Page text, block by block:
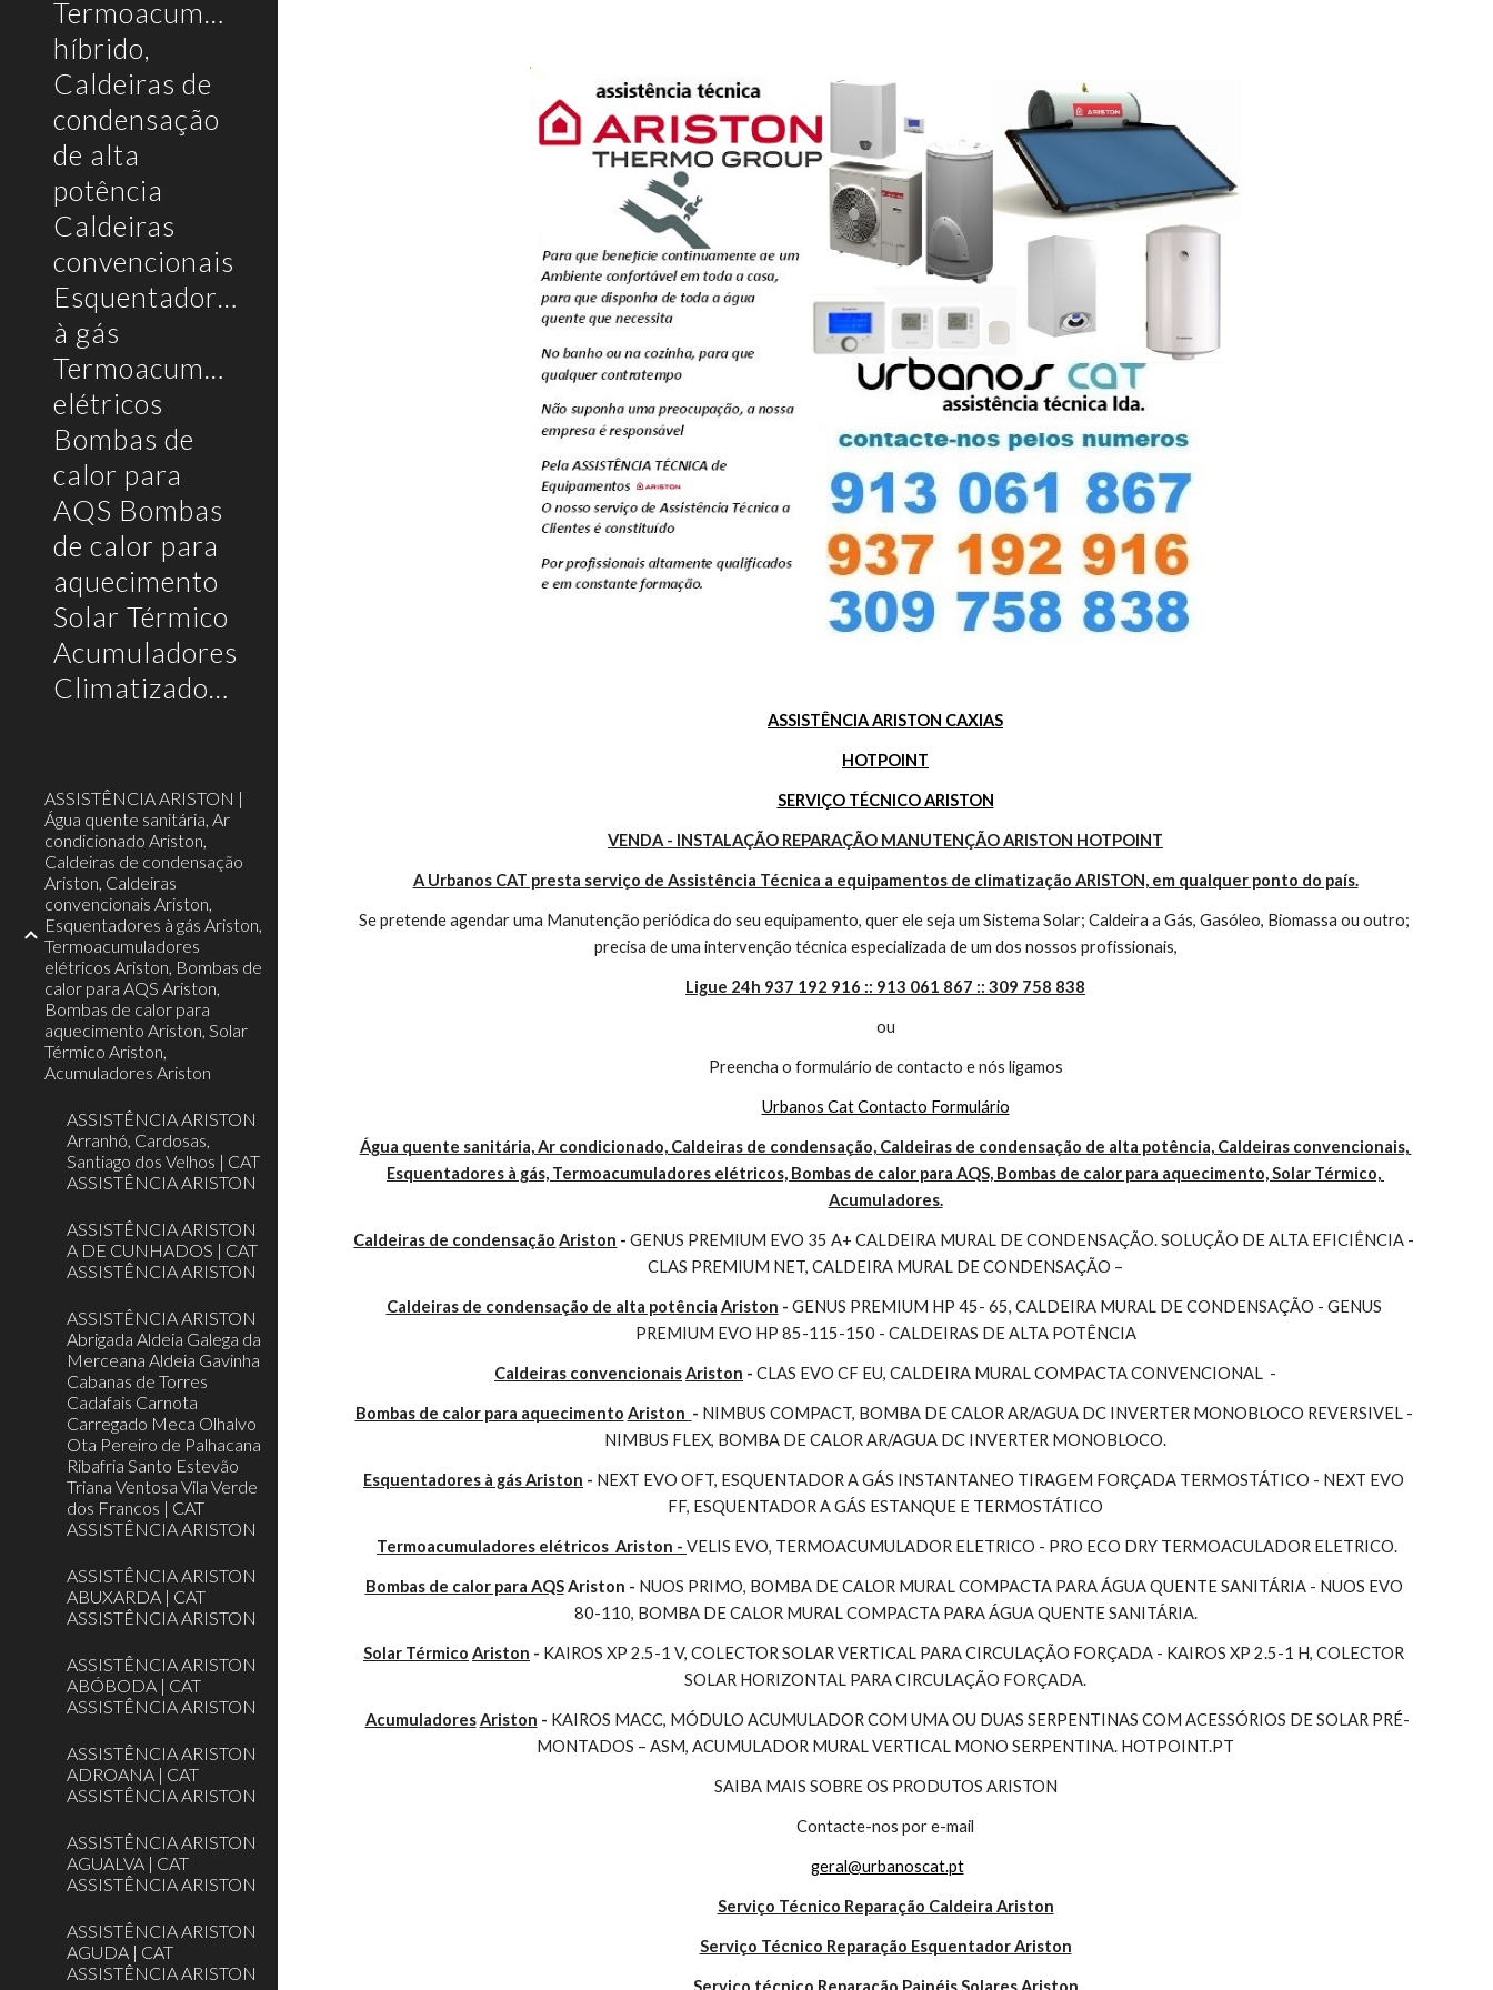
Termoacumulador
híbrido,
Caldeiras de
condensação
de alta
potência
Caldeiras
convencionais
Esquentadores
à gás
Termoacumuladores
elétricos
Bombas de
calor para
AQS Bombas
de calor para
aquecimento
Solar Térmico
Acumuladores
Climatizadores
ASSISTÊNCIA ARISTON |
Água quente sanitária, Ar
condicionado Ariston,
Caldeiras de condensação
Ariston, Caldeiras
convencionais Ariston,
Esquentadores à gás Ariston,
Termoacumuladores
elétricos Ariston, Bombas de
calor para AQS Ariston,
Bombas de calor para
aquecimento Ariston, Solar
Térmico Ariston,
Acumuladores Ariston
ASSISTÊNCIA ARISTON
Arranhó, Cardosas,
Santiago dos Velhos | CAT
ASSISTÊNCIA ARISTON
ASSISTÊNCIA ARISTON
A DE CUNHADOS | CAT
ASSISTÊNCIA ARISTON
ASSISTÊNCIA ARISTON
Abrigada Aldeia Galega da
Merceana Aldeia Gavinha
Cabanas de Torres
Cadafais Carnota
Carregado Meca Olhalvo
Ota Pereiro de Palhacana
Ribafria Santo Estevão
Triana Ventosa Vila Verde
dos Francos | CAT
ASSISTÊNCIA ARISTON
ASSISTÊNCIA ARISTON
ABUXARDA | CAT
ASSISTÊNCIA ARISTON
ASSISTÊNCIA ARISTON
ABÓBODA | CAT
ASSISTÊNCIA ARISTON
ASSISTÊNCIA ARISTON
ADROANA | CAT
ASSISTÊNCIA ARISTON
ASSISTÊNCIA ARISTON
AGUALVA | CAT
ASSISTÊNCIA ARISTON
ASSISTÊNCIA ARISTON
AGUDA | CAT
ASSISTÊNCIA ARISTON
ASSISTÊNCIA ARISTON CAXIAS
HOTPOINT
SERVIÇO TÉCNICO ARISTON
VENDA - INSTALAÇÃO REPARAÇÃO MANUTENÇÃO ARISTON HOTPOINT
A Urbanos CAT presta serviço de Assistência Técnica a equipamentos de climatização ARISTON, em qualquer ponto do país.
Se pretende agendar uma Manutenção periódica do seu equipamento, quer ele seja um Sistema Solar; Caldeira a Gás, Gasóleo, Biomassa ou outro;
precisa de uma intervenção técnica especializada de um dos nossos profissionais,
Ligue 24h 937 192 916 :: 913 061 867 :: 309 758 838
ou
Preencha o formulário de contacto e nós ligamos
Urbanos Cat Contacto Formulário
Água quente sanitária, Ar condicionado, Caldeiras de condensação, Caldeiras de condensação de alta potência, Caldeiras convencionais,
Esquentadores à gás, Termoacumuladores elétricos, Bombas de calor para AQS, Bombas de calor para aquecimento, Solar Térmico,
Acumuladores.
Caldeiras de condensação Ariston - GENUS PREMIUM EVO 35 A+ CALDEIRA MURAL DE CONDENSAÇÃO. SOLUÇÃO DE ALTA EFICIÊNCIA -
CLAS PREMIUM NET, CALDEIRA MURAL DE CONDENSAÇÃO –
Caldeiras de condensação de alta potência Ariston - GENUS PREMIUM HP 45- 65, CALDEIRA MURAL DE CONDENSAÇÃO - GENUS
PREMIUM EVO HP 85-115-150 - CALDEIRAS DE ALTA POTÊNCIA
Caldeiras convencionaisAriston - CLAS EVO CF EU, CALDEIRA MURAL COMPACTA CONVENCIONAL  -
Bombas de calor para aquecimento Ariston - NIMBUS COMPACT, BOMBA DE CALOR AR/AGUA DC INVERTER MONOBLOCO REVERSIVEL -
NIMBUS FLEX, BOMBA DE CALOR AR/AGUA DC INVERTER MONOBLOCO.
Esquentadores à gás Ariston - NEXT EVO OFT, ESQUENTADOR A GÁS INSTANTANEO TIRAGEM FORÇADA TERMOSTÁTICO - NEXT EVO
FF, ESQUENTADOR A GÁS ESTANQUE E TERMOSTÁTICO
Termoacumuladores elétricos  Ariston - VELIS EVO, TERMOACUMULADOR ELETRICO - PRO ECO DRY TERMOACULADOR ELETRICO.
Bombas de calor para AQS Ariston - NUOS PRIMO, BOMBA DE CALOR MURAL COMPACTA PARA ÁGUA QUENTE SANITÁRIA - NUOS EVO
80-110, BOMBA DE CALOR MURAL COMPACTA PARA ÁGUA QUENTE SANITÁRIA.
Solar Térmico Ariston - KAIROS XP 2.5-1 V, COLECTOR SOLAR VERTICAL PARA CIRCULAÇÃO FORÇADA - KAIROS XP 2.5-1 H, COLECTOR
SOLAR HORIZONTAL PARA CIRCULAÇÃO FORÇADA.
Acumuladores Ariston - KAIROS MACC, MÓDULO ACUMULADOR COM UMA OU DUAS SERPENTINAS COM ACESSÓRIOS DE SOLAR PRÉ-
MONTADOS – ASM, ACUMULADOR MURAL VERTICAL MONO SERPENTINA. HOTPOINT.PT
SAIBA MAIS SOBRE OS PRODUTOS ARISTON
Contacte-nos por e-mail
geral@urbanoscat.pt
Serviço Técnico Reparação Caldeira Ariston
Serviço Técnico Reparação Esquentador Ariston
Serviço técnico Reparação Painéis Solares Ariston